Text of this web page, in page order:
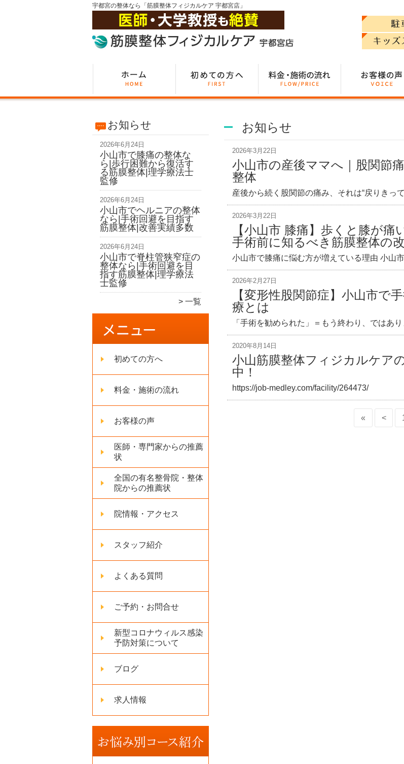
宇都宮の整体なら「筋膜整体フィジカルケア 宇都宮店」
お知らせ
2026年6月24日
小山市で膝痛の整体な
ら|歩行困難から復活す
る筋膜整体|理学療法士
監修
2026年6月24日
小山市でヘルニアの整体
なら|手術回避を目指す
筋膜整体|改善実績多数
2026年6月24日
小山市で脊柱管狭窄症の
整体なら|手術回避を目
指す筋膜整体|理学療法
士監修
一覧
初めての方へ
料金・施術の流れ
お客様の声
医師・専門家からの推薦
状
全国の有名整骨院・整体
院からの推薦状
院情報・アクセス
スタッフ紹介
よくある質問
ご予約・お問合せ
新型コロナウィルス感染
予防対策について
ブログ
求人情報
お知らせ
2026年3月22日
小山市の産後ママへ｜股関節
整体
産後から続く股関節の痛み、それは“戻りきっ
2026年3月22日
【小山市 膝痛】歩くと膝が痛
手術前に知るべき筋膜整体の
小山市で膝痛に悩む方が増えている理由 小山
2026年2月27日
【変形性股関節症】小山市で
療とは
「手術を勧められた」＝もう終わり、ではあ
2020年8月14日
小山筋膜整体フィジカルケア
中！
https://job-medley.com/facility/264473/
« <